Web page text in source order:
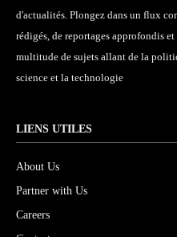
d'actualités. Plongez dans un flux
rédigés, de reportages approfondis
multitude de sujets allant de la
science et la technologie
LIENS UTILES
About Us
Partner with Us
Careers